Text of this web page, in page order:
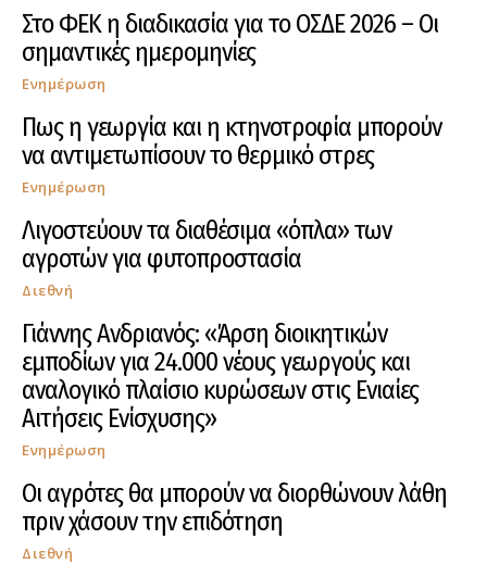
Στο ΦΕΚ η διαδικασία για το ΟΣΔΕ 2026 – Οι
σημαντικές ημερομηνίες
Ενημέρωση
Πως η γεωργία και η κτηνοτροφία μπορούν
να αντιμετωπίσουν το θερμικό στρες
Ενημέρωση
Λιγοστεύουν τα διαθέσιμα «όπλα» των
αγροτών για φυτοπροστασία
Διεθνή
Γιάννης Ανδριανός: «Άρση διοικητικών
εμποδίων για 24.000 νέους γεωργούς και
αναλογικό πλαίσιο κυρώσεων στις Ενιαίες
Αιτήσεις Ενίσχυσης»
Ενημέρωση
Οι αγρότες θα μπορούν να διορθώνουν λάθη
πριν χάσουν την επιδότηση
Διεθνή